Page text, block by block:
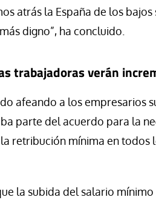
atrás la España de los
digno”, ha concluido.
trabajadoras verán
afeando a los empresarios
parte del acuerdo para la
retribución mínima en todos
la subida del salario